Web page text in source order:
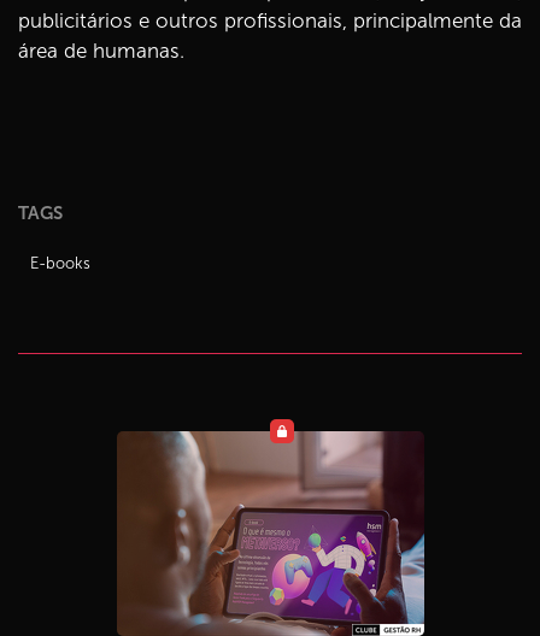
publicitários e outros profissionais, principalmente da
área de humanas.
TAGS
E-books